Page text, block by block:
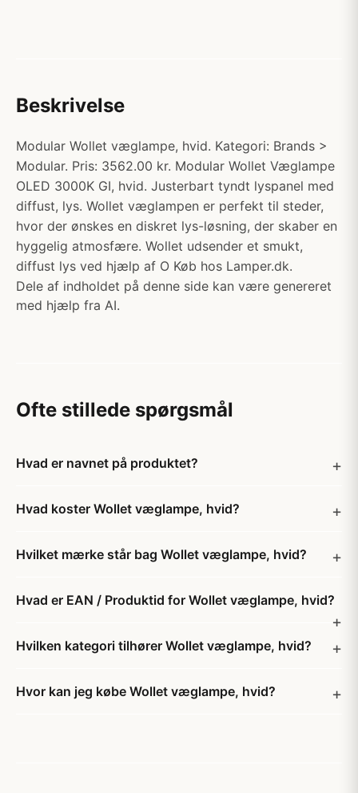
Beskrivelse
Modular Wollet væglampe, hvid. Kategori: Brands >
Modular. Pris: 3562.00 kr. Modular Wollet Væglampe
OLED 3000K GI, hvid. Justerbart tyndt lyspanel med
diffust, lys. Wollet væglampen er perfekt til steder,
hvor der ønskes en diskret lys-løsning, der skaber en
hyggelig atmosfære. Wollet udsender et smukt,
diffust lys ved hjælp af O Køb hos Lamper.dk.
Dele af indholdet på denne side kan være genereret
med hjælp fra AI.
Ofte stillede spørgsmål
Hvad er navnet på produktet?
Hvad koster Wollet væglampe, hvid?
Hvilket mærke står bag Wollet væglampe, hvid?
Hvad er EAN / Produktid for Wollet væglampe, hvid?
Hvilken kategori tilhører Wollet væglampe, hvid?
Hvor kan jeg købe Wollet væglampe, hvid?